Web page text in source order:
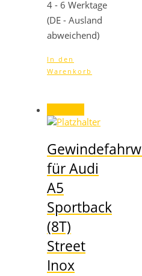
4 - 6 Werktage
(DE - Ausland
abweichend)
In den
Warenkorb
für Audi
A5
Sportback
(8T)
Street
Inox